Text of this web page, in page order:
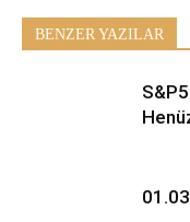
BENZER YAZILAR